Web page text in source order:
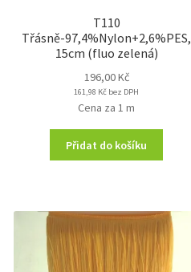
T110
Třásně-97,4%Nylon+2,6%PES,
15cm (fluo zelená)
196,00Kč
161,98 Kč bez DPH
Cena za 1 m
Přidat do košíku